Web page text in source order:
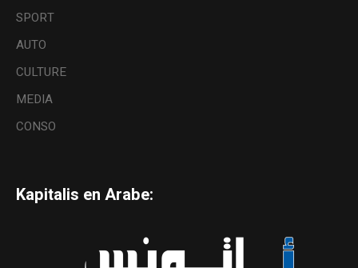
SPORT
AUTO
CULTURE
MEDIA
CONSO
Kapitalis en Arabe: